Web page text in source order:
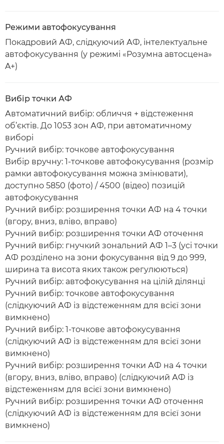
Режими автофокусування
Покадровий АФ, слідкуючий АФ, інтелектуальне
автофокусування (у режимі «Розумна автосцена»
A+)
Вибір точки АФ
Автоматичний вибір: обличчя + відстеження
об’єктів. До 1053 зон АФ, при автоматичному
виборі
Ручний вибір: точкове автофокусування
Вибір вручну: 1-точкове автофокусування (розмір
рамки автофокусування можна змінювати),
доступно 5850 (фото) / 4500 (відео) позицій
автофокусування
Ручний вибір: розширення точки АФ на 4 точки
(вгору, вниз, вліво, вправо)
Ручний вибір: розширення точки АФ оточення
Ручний вибір: гнучкий зональний АФ 1–3 (усі точки
АФ розділено на зони фокусування від 9 до 999,
ширина та висота яких також регулюються)
Ручний вибір: автофокусування на цілій ділянці
Ручний вибір: точкове автофокусування
(слідкуючий АФ із відстеженням для всієї зони
вимкнено)
Ручний вибір: 1-точкове автофокусування
(слідкуючий АФ із відстеженням для всієї зони
вимкнено)
Ручний вибір: розширення точки АФ на 4 точки
(вгору, вниз, вліво, вправо) (слідкуючий АФ із
відстеженням для всієї зони вимкнено)
Ручний вибір: розширення точки АФ оточення
(слідкуючий АФ із відстеженням для всієї зони
вимкнено)